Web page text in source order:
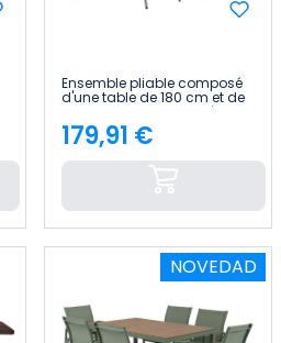
Ensemble pliable composé
d'une table de 180 cm et de
6 chaises avec poignée,
modèle « Catering » Thinia
Home
Price
179,91 €
NOVEDAD